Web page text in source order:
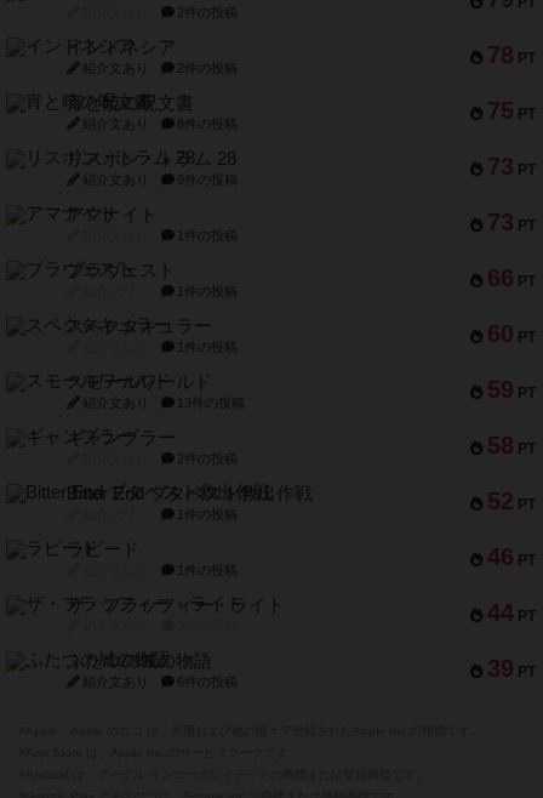
2件の投稿
78 PT
インドネシア
紹介文あり 2件の投稿
75 PT
宵と暁の呪文書
紹介文あり 8件の投稿
73 PT
リスボン・トラム 28
紹介文あり 9件の投稿
73 PT
アマナイト
1件の投稿
66 PT
ブラヴェスト
1件の投稿
60 PT
スペクタキュラー
1件の投稿
59 PT
スモールワールド
紹介文あり 13件の投稿
58 PT
ギャンブラー
2件の投稿
52 PT
Bitter End ブタペスト救出作戦
1件の投稿
46 PT
ラピード
1件の投稿
44 PT
ザ・フラッフィー・ライト
39 PT
ふたつの城の物語
紹介文あり 6件の投稿